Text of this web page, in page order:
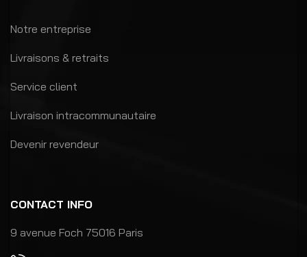
Notre entreprise
Livraisons & retraits
Service client
Livraison intracommunautaire
Devenir revendeur
CONTACT INFO
9 avenue Foch 75016 Paris